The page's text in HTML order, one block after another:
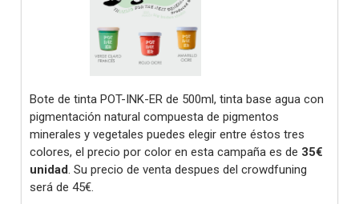
Bote de tinta POT-INK-ER de 500ml, tinta base agua con
pigmentación natural compuesta de pigmentos
minerales y vegetales puedes elegir entre éstos tres
colores, el precio por color en esta campaña es de 35€
unidad. Su precio de venta despues del crowdfuning
será de 45€.